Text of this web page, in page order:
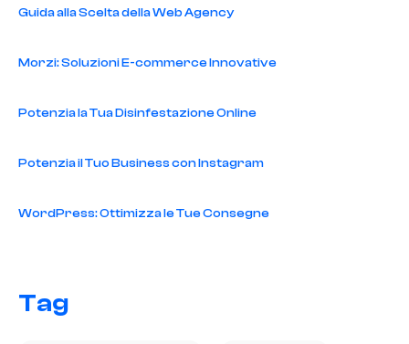
Guida alla Scelta della Web Agency
Morzi: Soluzioni E-commerce Innovative
Potenzia la Tua Disinfestazione Online
Potenzia il Tuo Business con Instagram
WordPress: Ottimizza le Tue Consegne
Tag